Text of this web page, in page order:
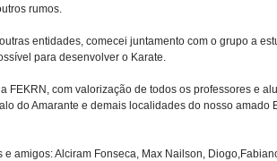
rumos.
entidades, comecei juntamento com o grupo a
para desenvolver o Karate.
FEKRN, com valorização de todos os professores e
do Amarante e demais localidades do nosso amado
amigos: Alciram Fonseca, Max Nailson,